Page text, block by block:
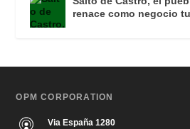
renace como negocio
OPM CORPORATION
Via España 1280